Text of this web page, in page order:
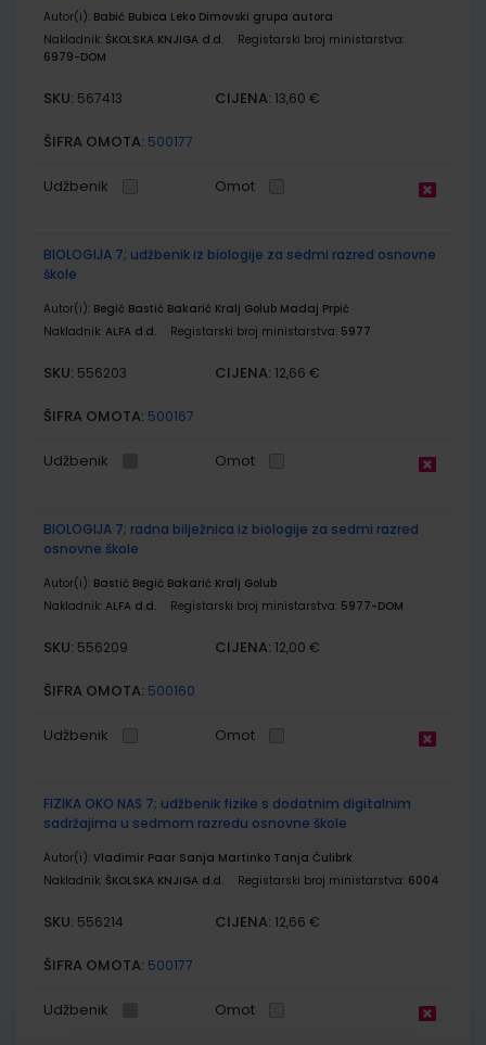
Autor(i): Babić Bubica Leko Dimovski grupa autora
Nakladnik: ŠKOLSKA KNJIGA d.d.
Registarski broj ministarstva:
6979-DOM
SKU: 567413 CIJENA: 13,60 €
ŠIFRA OMOTA: 500177
Udžbenik Omot
BIOLOGIJA 7; udžbenik iz biologije za sedmi razred osnovne
škole
Autor(i): Begić Bastić Bakarić Kralj Golub Madaj Prpić
Nakladnik: ALFA d.d. Registarski broj ministarstva: 5977
SKU: 556203 CIJENA: 12,66 €
ŠIFRA OMOTA: 500167
Udžbenik Omot
BIOLOGIJA 7; radna bilježnica iz biologije za sedmi razred
osnovne škole
Autor(i): Bastić Begić Bakarić Kralj Golub
Nakladnik: ALFA d.d. Registarski broj ministarstva: 5977-DOM
SKU: 556209 CIJENA: 12,00 €
ŠIFRA OMOTA: 500160
Udžbenik Omot
FIZIKA OKO NAS 7; udžbenik fizike s dodatnim digitalnim
sadržajima u sedmom razredu osnovne škole
Autor(i): Vladimir Paar Sanja Martinko Tanja Ćulibrk
Nakladnik: ŠKOLSKA KNJIGA d.d. Registarski broj ministarstva: 6004
SKU: 556214 CIJENA: 12,66 €
ŠIFRA OMOTA: 500177
Udžbenik Omot